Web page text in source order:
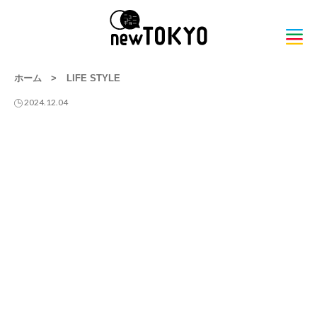
ホーム > LIFE STYLE
2024.12.04